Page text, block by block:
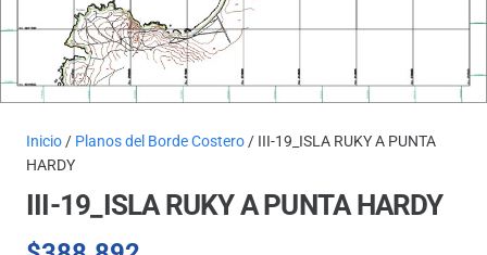
Inicio/ Planos del Borde Costero/ III-19_ISLA RUKY A PUNTA
HARDY
III-19_ISLA RUKY A PUNTA HARDY